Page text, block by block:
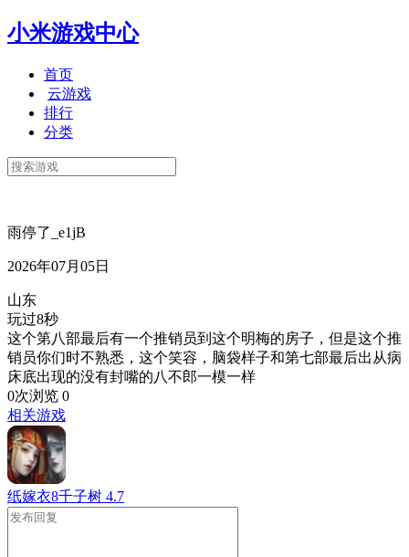
小米游戏中心
首页
云游戏
排行
分类
雨停了_e1jB
2026年07月05日
山东
玩过8秒
这个第八部最后有一个推销员到这个明梅的房子，但是这个推
销员你们时不熟悉，这个笑容，脑袋样子和第七部最后出从病
床底出现的没有封嘴的八不郎一模一样
0次浏览 0
相关游戏
纸嫁衣8千子树 4.7